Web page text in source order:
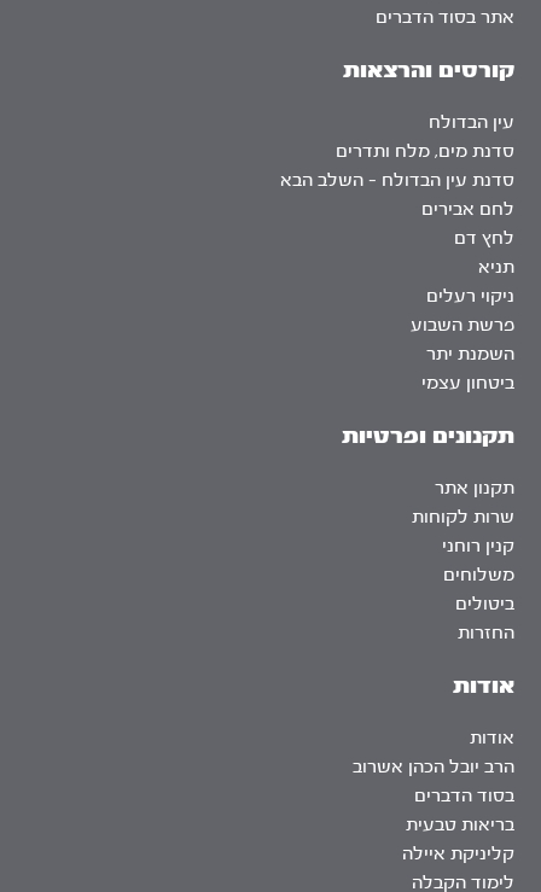
אודות
אודות
הרב יובל הכהן אשרוב
בסוד הדברים
בריאות טבעית
קליניקת איילה
לימוד הקבלה
אתר בסוד הדברים
קורסים והרצאות
עין הבדולח
סדנת מים, מלח ותדרים
סדנת עין הבדולח – השלב הבא
לחם אבירים
לחץ דם
תניא
ניקוי רעלים
פרשת השבוע
השמנת יתר
ביטחון עצמי
תקנונים ופרטיות
תקנון אתר
שרות לקוחות
קנין רוחני
משלוחים
ביטולים
החזרות